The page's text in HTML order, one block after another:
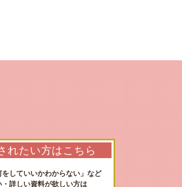
れたい方はこちら
をしていいかわからない」など
詳しい資料が欲しい方は